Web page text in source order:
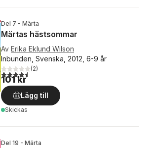
Del 7 - Märta
Märtas hästsommar
Av Erika Eklund Wilson
Inbunden, Svenska, 2012, 6-9 år
4,5utav 5 stjärnor. Totalt antal röster:
(2)
101 kr
Lägg till
Skickas
Del 19 - Märta